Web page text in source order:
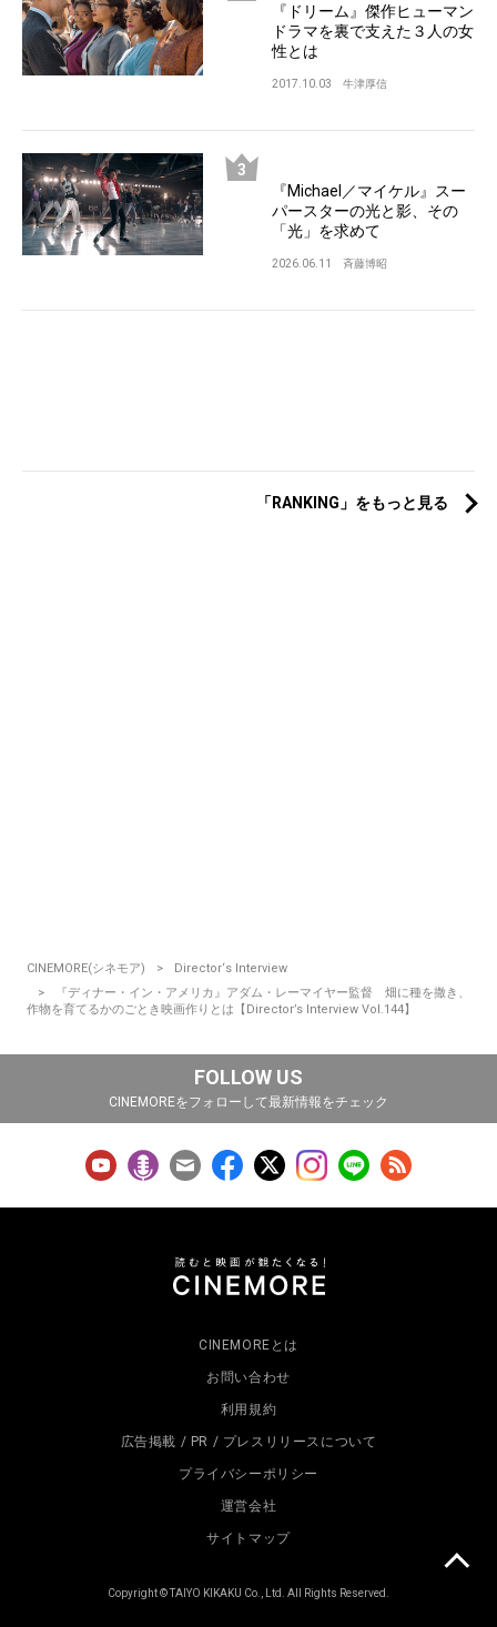
『ドリーム』傑作ヒューマン
ドラマを裏で支えた３人の女
性とは
2017.10.03 牛津厚信
『Michael／マイケル』スー
パースターの光と影、その
「光」を求めて
2026.06.11 斉藤博昭
「RANKING」をもっと見る
CINEMORE(シネモア)
Director‘s Interview
『ディナー・イン・アメリカ』アダム・レーマイヤー監督 畑に種を撒き、
作物を育てるかのごとき映画作りとは【Director’s Interview Vol.144】
FOLLOW US
CINEMOREをフォローして最新情報をチェック
CINEMOREとは
お問い合わせ
利用規約
広告掲載 / PR / プレスリリースについて
プライバシーポリシー
運営会社
サイトマップ
Copyright © TAIYO KIKAKU Co., Ltd. All Rights Reserved.